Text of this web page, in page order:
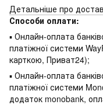
Детальніше про
Способи оплати:
▪ Онлайн-оплата
платіжної системи
карткою, Приват24);
▪ Онлайн-оплата
платіжної системи
додаток monobank,